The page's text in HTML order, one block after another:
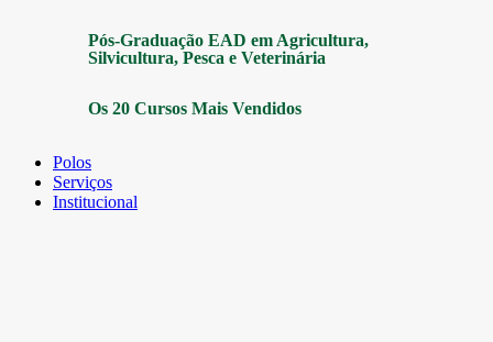
Pós-Graduação EAD em Agricultura,
Silvicultura, Pesca e Veterinária
Os 20 Cursos Mais Vendidos
Polos
Serviços
Institucional